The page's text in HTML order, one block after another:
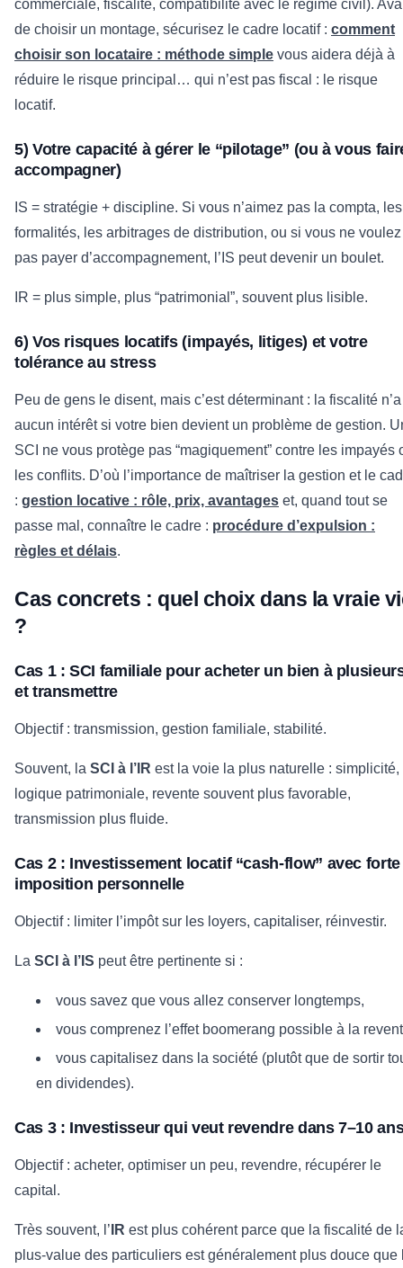
commerciale, fiscalité, compatibilité avec le régime civil).
de choisir un montage, sécurisez le cadre locatif : comment
choisir son locataire : méthode simple vous aidera déjà à
réduire le risque principal… qui n’est pas fiscal : le risque
locatif.
5) Votre capacité à gérer le “pilotage” (ou à vous
accompagner)
IS = stratégie + discipline. Si vous n’aimez pas la compta, les
formalités, les arbitrages de distribution, ou si vous ne voulez
pas payer d’accompagnement, l’IS peut devenir un boulet.
IR = plus simple, plus “patrimonial”, souvent plus lisible.
6) Vos risques locatifs (impayés, litiges) et votre
tolérance au stress
Peu de gens le disent, mais c’est déterminant : la fiscalité n’a
aucun intérêt si votre bien devient un problème de gestion.
SCI ne vous protège pas “magiquement” contre les impayés
les conflits. D’où l’importance de maîtriser la gestion et le
: gestion locative : rôle, prix, avantages et, quand tout se
passe mal, connaître le cadre : procédure d’expulsion :
règles et délais.
Cas concrets : quel choix dans la vraie
?
Cas 1 : SCI familiale pour acheter un bien à
et transmettre
Objectif : transmission, gestion familiale, stabilité.
Souvent, la SCI à l’IR est la voie la plus naturelle : simplicité,
logique patrimoniale, revente souvent plus favorable,
transmission plus fluide.
Cas 2 : Investissement locatif “cash-flow” avec forte
imposition personnelle
Objectif : limiter l’impôt sur les loyers, capitaliser, réinvestir.
La SCI à l’IS peut être pertinente si :
vous savez que vous allez conserver longtemps,
vous comprenez l’effet boomerang possible à la
vous capitalisez dans la société (plutôt que de sortir
en dividendes).
Cas 3 : Investisseur qui veut revendre dans 7–10
Objectif : acheter, optimiser un peu, revendre, récupérer le
capital.
Très souvent, l’ IR est plus cohérent parce que la fiscalité de
plus-value des particuliers est généralement plus douce que